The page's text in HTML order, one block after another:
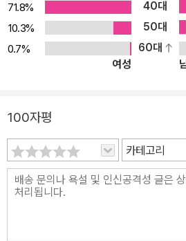
71.8% 40대
10.3%
50대
0.7%
60대
여성
100자평
카테고리